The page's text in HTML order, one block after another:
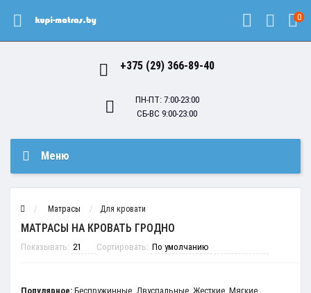
0
+375 (29) 366-89-40
ПН-ПТ: 7:00-23:00
СБ-ВС 9:00-23:00
Меню
Матрасы Для кровати
МАТРАСЫ НА КРОВАТЬ ГРОДНО
Показывать: Сортировать:
Популярное: Беспружинные, Двуспальные, Жесткие, Мягкие,